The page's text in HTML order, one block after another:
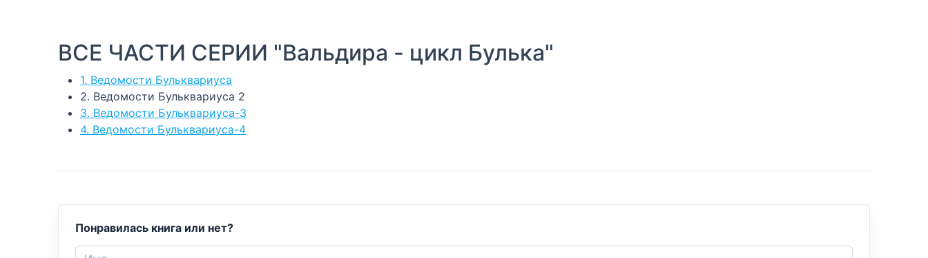
ВСЕ ЧАСТИ СЕРИИ "Вальдира - цикл Булька"
1. Ведомости Бульквариуса
2. Ведомости Бульквариуса 2
3. Ведомости Бульквариуса-3
4. Ведомости Бульквариуса-4
Понравилась книга или нет?